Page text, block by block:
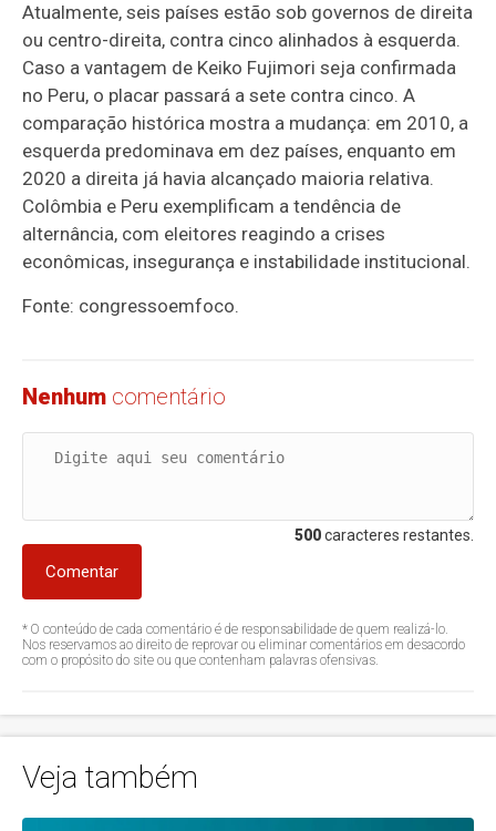
Atualmente, seis países estão sob governos de direita
ou centro-direita, contra cinco alinhados à esquerda.
Caso a vantagem de Keiko Fujimori seja confirmada
no Peru, o placar passará a sete contra cinco. A
comparação histórica mostra a mudança: em 2010, a
esquerda predominava em dez países, enquanto em
2020 a direita já havia alcançado maioria relativa.
Colômbia e Peru exemplificam a tendência de
alternância, com eleitores reagindo a crises
econômicas, insegurança e instabilidade institucional.
Fonte: congressoemfoco.
Nenhum comentário
500caracteres restantes.
Comentar
* O conteúdo de cada comentário é de responsabilidade de quem realizá-lo.
Nos reservamos ao direito de reprovar ou eliminar comentários em desacordo
com o propósito do site ou que contenham palavras ofensivas.
Veja também